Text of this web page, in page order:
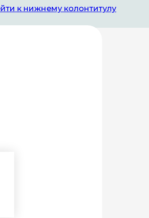
к нижнему колонтитулу